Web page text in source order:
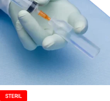
STERIL